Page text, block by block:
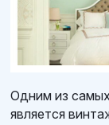
Одним из
является